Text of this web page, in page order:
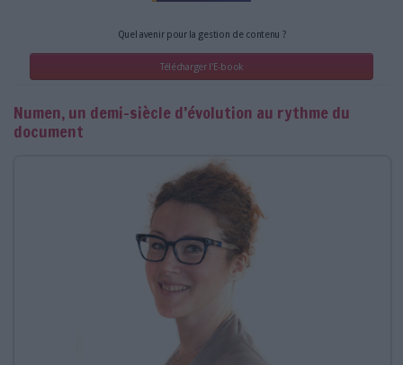
Quel avenir pour la gestion de contenu ?
Télécharger l'E-book
Numen, un demi-siècle d’évolution au rythme du
document